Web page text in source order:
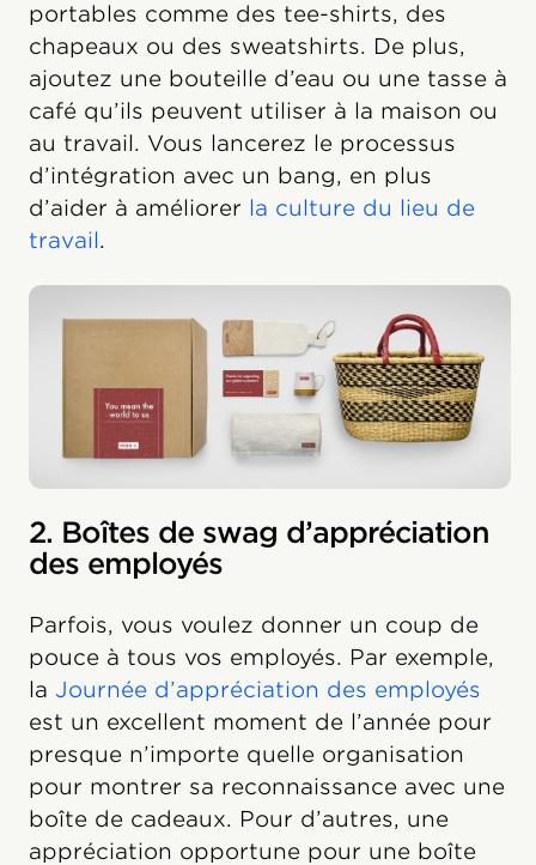
portables comme des tee-shirts, des
chapeaux ou des sweatshirts. De plus,
ajoutez une bouteille d’eau ou une tasse à
café qu’ils peuvent utiliser à la maison ou
au travail. Vous lancerez le processus
d’intégration avec un bang, en plus
d’aider à améliorer la culture du lieu de
travail.
2. Boîtes de swag d’appréciation
des employés
Parfois, vous voulez donner un coup de
pouce à tous vos employés. Par exemple,
la Journée d’appréciation des employés
est un excellent moment de l’année pour
presque n’importe quelle organisation
pour montrer sa reconnaissance avec une
boîte de cadeaux. Pour d’autres, une
appréciation opportune pour une boîte